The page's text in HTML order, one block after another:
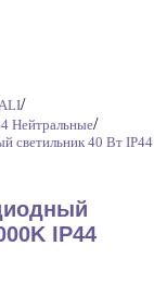
/
Нейтральные/
светильник 40 Вт IP44
IP44